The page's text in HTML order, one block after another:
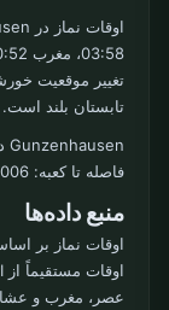
تغییر موقعیت
تابستان بلند است.
فاصله تا کعبه: 4.006 کیلومتر. همه داده‌ها طبق تقویم 2026.
منبع داده‌ها
اوقات نماز بر
عصر، مغرب و